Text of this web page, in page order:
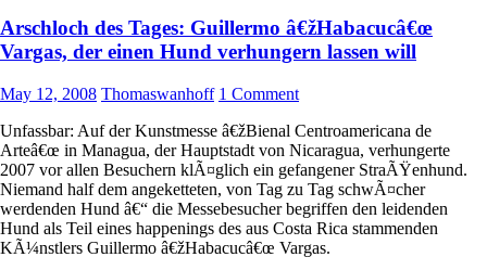
Arschloch des Tages: Guillermo â€žHabacucâ€œ
Vargas, der einen Hund verhungern lassen will
May 12, 2008 Thomaswanhoff 1 Comment
Unfassbar: Auf der Kunstmesse â€žBienal Centroamericana de
Arteâ€œ in Managua, der Hauptstadt von Nicaragua, verhungerte
2007 vor allen Besuchern klÃ¤glich ein gefangener StraÃŸenhund.
Niemand half dem angeketteten, von Tag zu Tag schwÃ¤cher
werdenden Hund â€“ die Messebesucher begriffen den leidenden
Hund als Teil eines happenings des aus Costa Rica stammenden
KÃ¼nstlers Guillermo â€žHabacucâ€œ Vargas.